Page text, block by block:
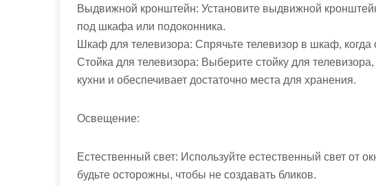
Выдвижной кронштейн: Установите выдвижной
под шкафа или подоконника.
Шкаф для телевизора: Спрячьте телевизор в шкаф, когда
Стойка для телевизора: Выберите стойку для
кухни и обеспечивает достаточно места для хранения.
Освещение:
Естественный свет: Используйте естественный свет от
будьте осторожны, чтобы не создавать бликов.